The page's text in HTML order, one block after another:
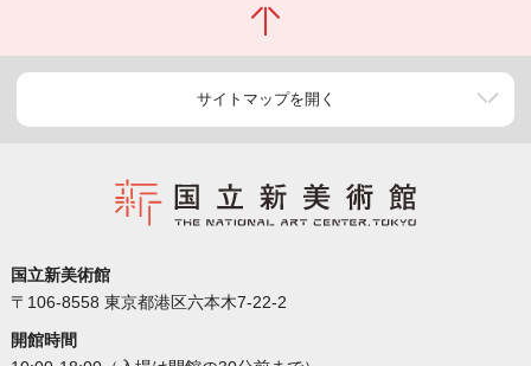
サイトマップを開く
国立新美術館
〒106-8558 東京都港区六本木7-22-2
開館時間